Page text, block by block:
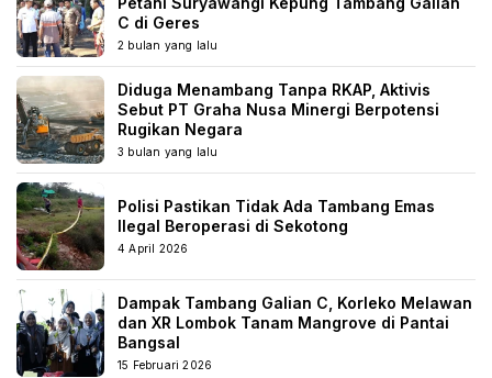
C di Geres
2 bulan yang lalu
Diduga Menambang Tanpa RKAP, Aktivis
Sebut PT Graha Nusa Minergi Berpotensi
Rugikan Negara
3 bulan yang lalu
Polisi Pastikan Tidak Ada Tambang Emas
Ilegal Beroperasi di Sekotong
4 April 2026
Dampak Tambang Galian C, Korleko Melawan
dan XR Lombok Tanam Mangrove di Pantai
Bangsal
15 Februari 2026